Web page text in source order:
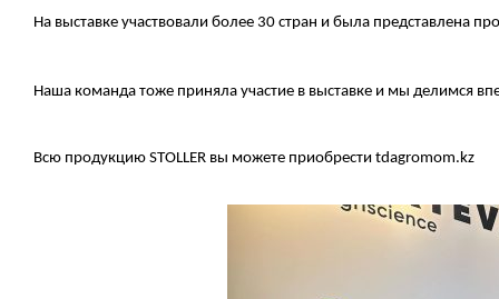
На выставке участвовали более 30 стран и была представлена
Наша команда тоже приняла участие в выставке и мы делимся
Всю продукцию STOLLER вы можете приобрести tdagromom.kz